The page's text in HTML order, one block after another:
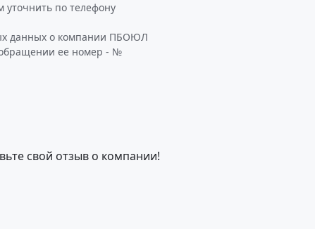
по телефону
данных о компании ПБОЮЛ
ее номер - №
свой отзыв о компании!